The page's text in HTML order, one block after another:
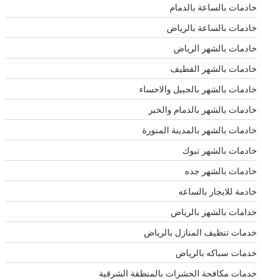
خادمات بالساعة بالدمام
خادمات بالساعة بالرياض
خادمات بالشهر الرياض
خادمات بالشهر القطيف
خادمات بالشهر بالجبيل والاحساء
خادمات بالشهر بالدمام والخبر
خادمات بالشهر بالمدينة المنورة
خادمات بالشهر تبوك
خادمات بالشهر جده
خادمة للايجار بالساعه
خدامات بالشهر بالرياض
خدمات تنظيف المنازل بالرياض
خدمات سباكه بالرياض
خدمات مكافحة الحشرات بالمنطقة الشرقية